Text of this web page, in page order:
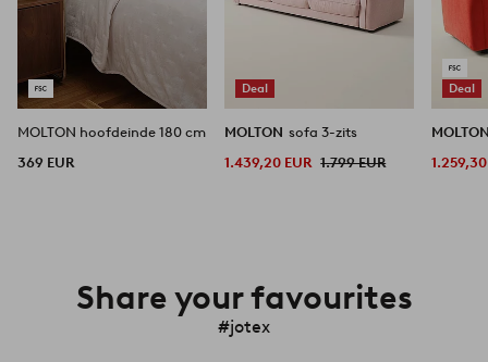
MOLTON hoofdeinde 180 cm
369 EUR
Deal
MOLTON sofa 3-zits
1.439,20 EUR 1.799 EUR
Deal
Share your favourites
#jotex